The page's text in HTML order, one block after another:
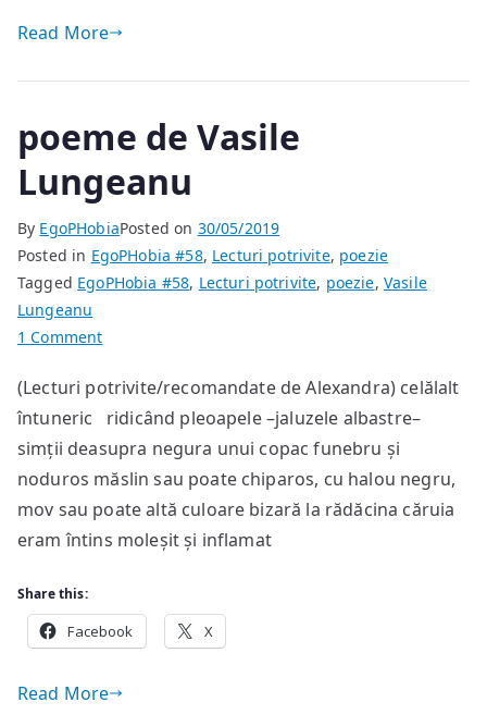
Read More
poeme de Vasile
Lungeanu
By EgoPHobiaPosted on 30/05/2019
Posted in EgoPHobia #58, Lecturi potrivite, poezie
Tagged EgoPHobia #58, Lecturi potrivite, poezie, Vasile
Lungeanu
1 Commenton
de
Vasile
Lungeanu
(Lecturi potrivite/recomandate de Alexandra) celălalt
întuneric ridicând pleoapele –jaluzele albastre–
simții deasupra negura unui copac funebru și
noduros măslin sau poate chiparos, cu halou negru,
mov sau poate altă culoare bizară la rădăcina căruia
eram întins moleșit și inflamat
Share this:
Facebook X
Read More